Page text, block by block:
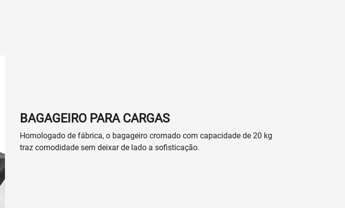
BAGAGEIRO PARA CARGAS
Homologado de fábrica, o bagageiro cromado com capacidade de 20 kg
traz comodidade sem deixar de lado a sofisticação.